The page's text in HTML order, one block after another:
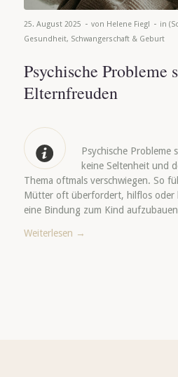
25. August 2025 - von Helene Fiegl - in
Gesundheit, Schwangerschaft & Geburt
Psychische Probleme
Elternfreuden
Psychische Probleme
keine Seltenheit und
Thema oftmals verschwiegen. So
Mütter oft überfordert, hilflos oder
eine Bindung zum Kind
Weiterlesen →